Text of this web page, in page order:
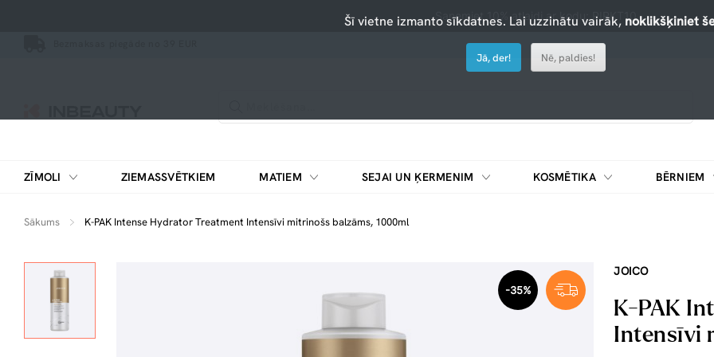
Saņemiet 10% atlaidi ar kodu: PIRKT10
ZĪMOLI ZIEMASSVĒTKIEM MATIEM SEJAI UN ĶERMENIM KOSMĒTIKA BĒRNIEM
Sākums K-PAK Intense Hydrator Treatment Intensīvi mitrinošs balzāms, 1000ml
-35%
JOICO
K-PAK
Intensīvi
Šī vietne izmanto sīkdatnes. Lai uzzinātu vairāk, noklikšķiniet
Jā, der! Nē, paldies!